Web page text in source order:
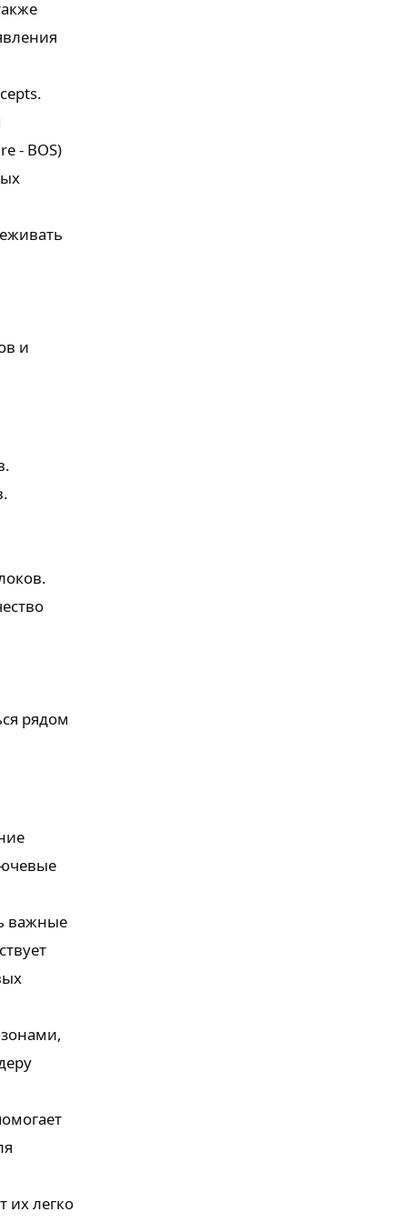
- BOS)
и
рядом
важные
их легко